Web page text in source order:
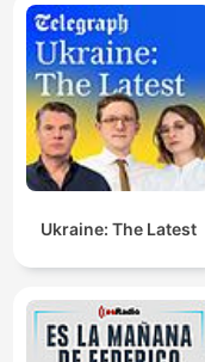
Ukraine: The Latest